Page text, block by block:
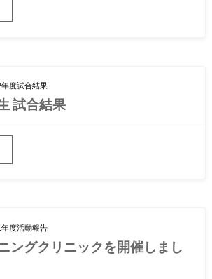
年度試合結果
試合結果
年度活動報告
ングクリニックを開催しまし